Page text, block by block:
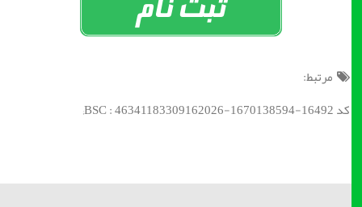
مرتبط:
کد BSC : 46341183309162026-1670138594-16492;